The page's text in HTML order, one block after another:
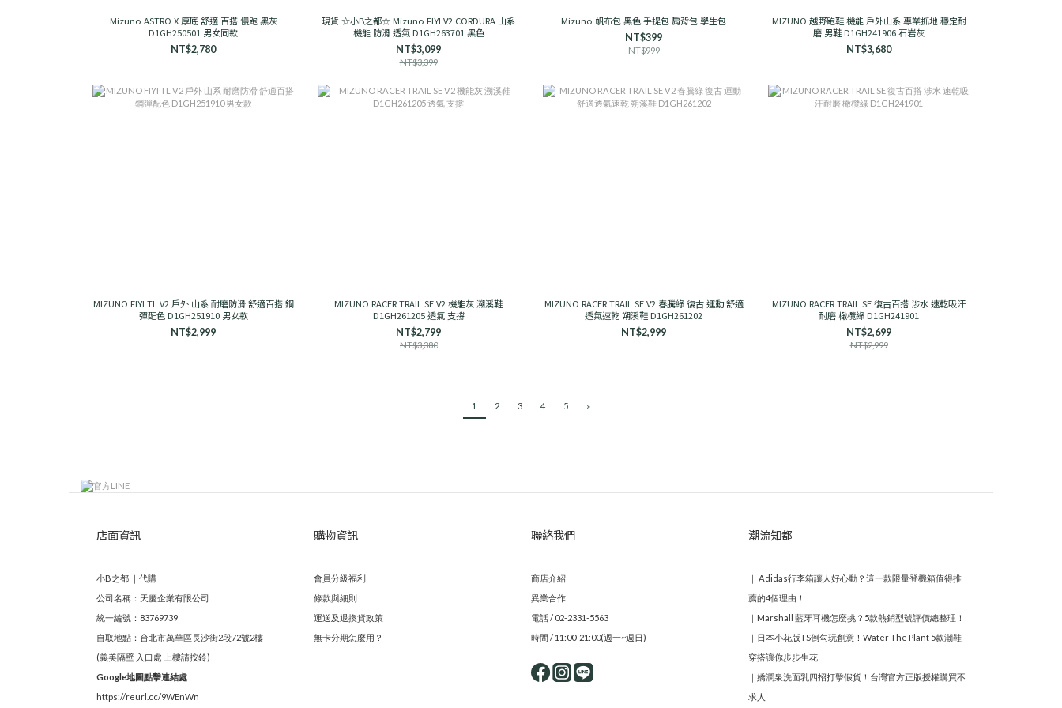
Mizuno ASTRO X 厚底 舒適 百搭 慢跑 黑灰
D1GH250501 男女同款
NT$2,780
現貨 ☆小B之都☆ Mizuno FIYI V2 CORDURA 山系
機能 防滑 透氣 D1GH263701 黑色
NT$3,099
NT$3,399
Mizuno 帆布包 黑色 手提包 肩背包 學生包
NT$399
NT$999
MIZUNO 越野跑鞋 機能 戶外山系 專業抓地 穩定耐
磨 男鞋 D1GH241906 石岩灰
NT$3,680
MIZUNO FIYI TL V2 戶外 山系 耐磨防滑 舒適百搭 鋼
彈配色 D1GH251910 男女款
NT$2,999
MIZUNO RACER TRAIL SE V2 機能灰 溯溪鞋
D1GH261205 透氣 支撐
NT$2,799
NT$3,380
MIZUNO RACER TRAIL SE V2 春騰綠 復古 運動 舒適
透氣速乾 朔溪鞋 D1GH261202
NT$2,999
MIZUNO RACER TRAIL SE 復古百搭 涉水 速乾吸汗
耐磨 橄欖綠 D1GH241901
NT$2,699
NT$2,999
1 2 3 4 5 »
店面資訊
小B之都 ｜代購
公司名稱：天慶企業有限公司
統一編號：83769739
自取地點：台北市萬華區長沙街2段72號2樓
(義美隔壁 入口處 上樓請按鈴)
Google地圖點擊連結處
https://reurl.cc/9WEnWn
購物資訊
會員分級福利
條款與細則
運送及退換貨政策
無卡分期怎麼用？
聯絡我們
商店介紹
異業合作
電話 / 02-2331-5563
時間 / 11:00-21:00(週一~週日)
潮流知都
｜ Adidas行李箱讓人好心動？這一款限量登機箱值得推
薦的4個理由！
｜ Marshall 藍牙耳機怎麼挑？5款熱銷型號評價總整理！
｜ 日本小花版TS倒勾玩創意！Water The Plant 5款潮鞋
穿搭讓你步步生花
｜ 嬌潤泉洗面乳四招打擊假貨！台灣官方正版授權購買不
求人